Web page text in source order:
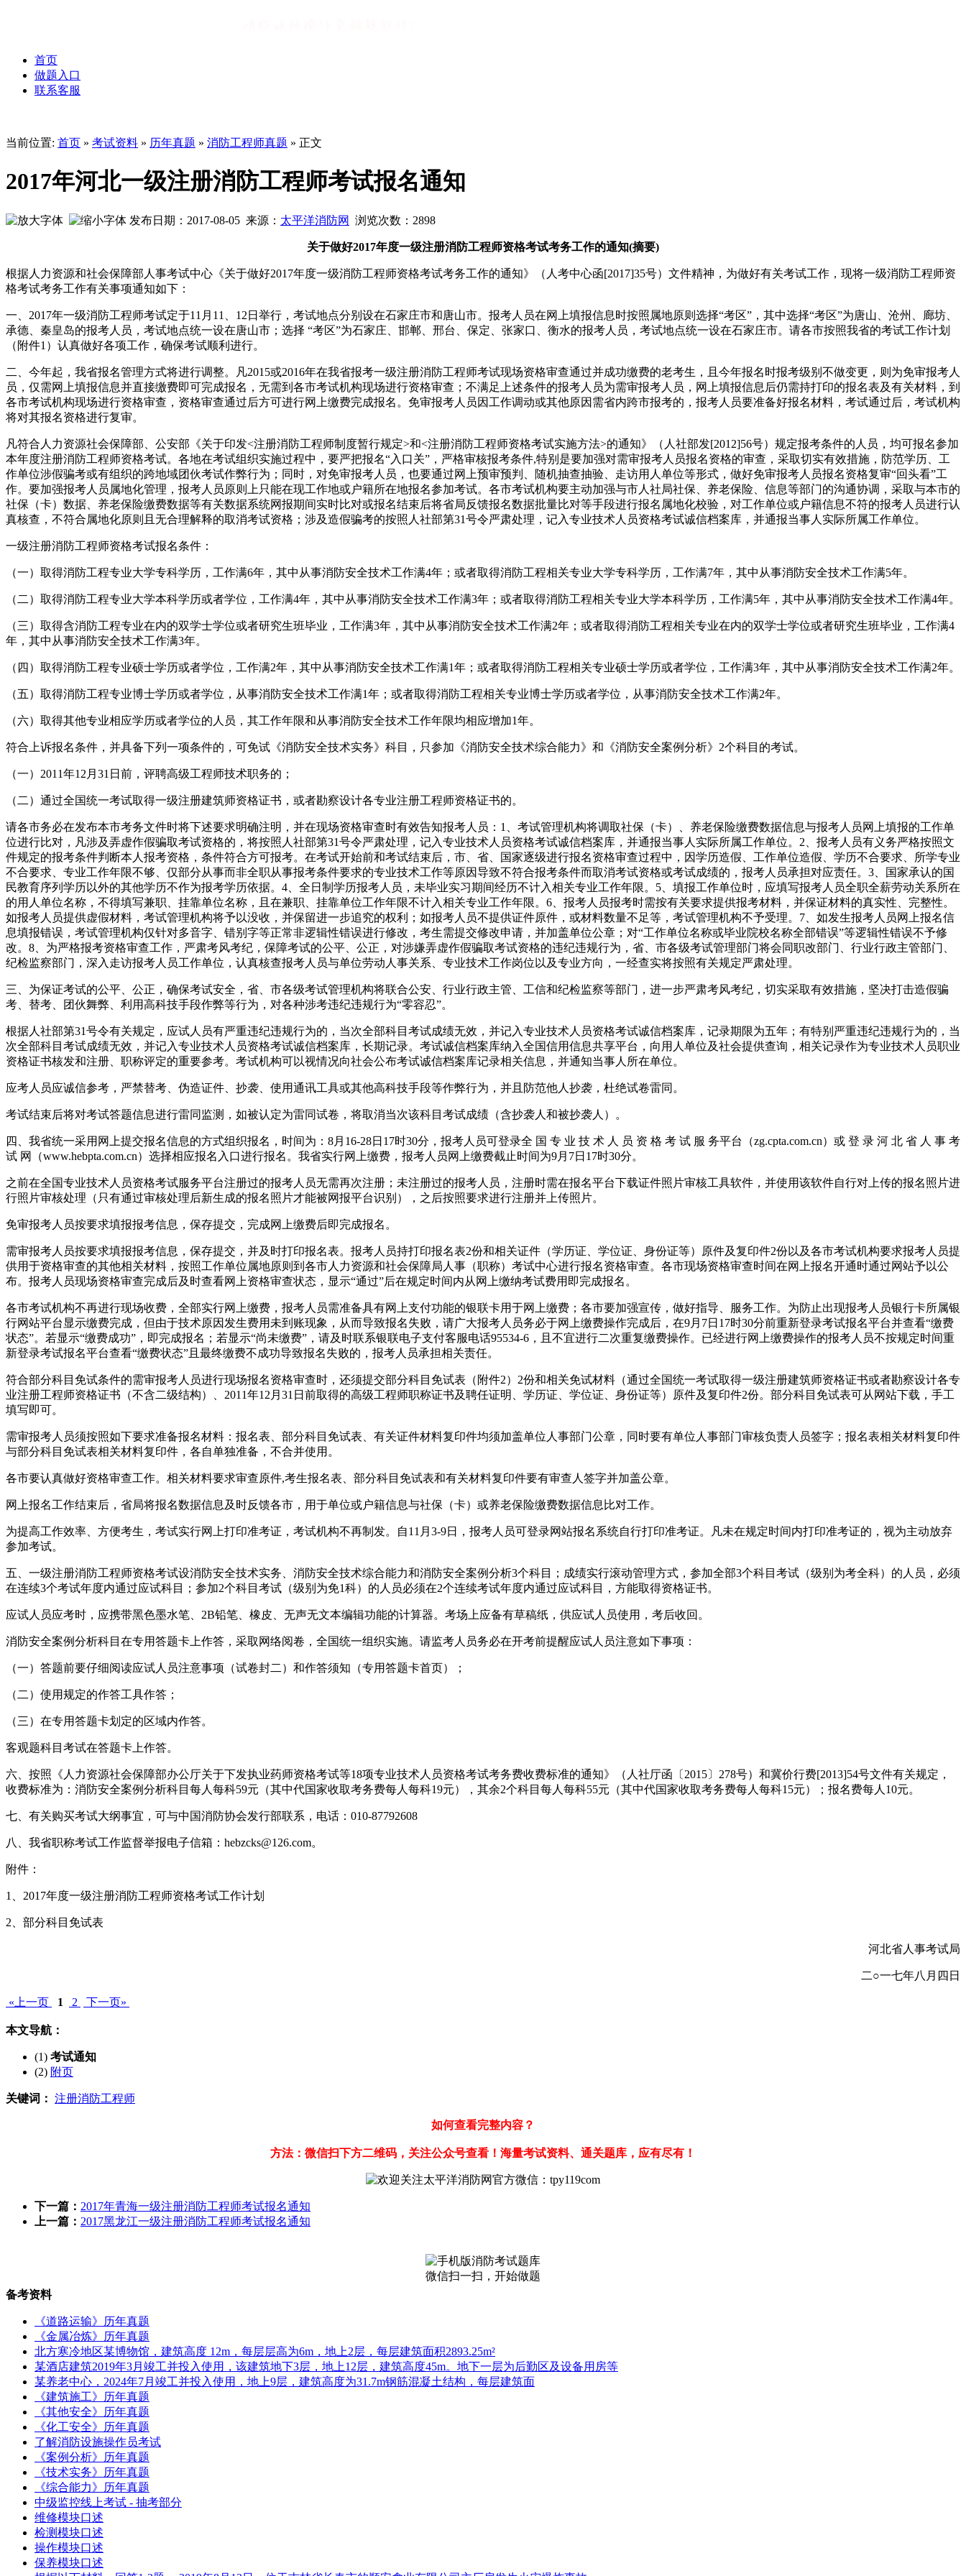
首页
做题入口
联系客服
当前位置: 首页 » 考试资料 » 历年真题 » 消防工程师真题 » 正文
2017年河北一级注册消防工程师考试报名通知
发布日期：2017-08-05 来源： 太平洋消防网 浏览次数： 2898
关于做好2017年度一级注册消防工程师资格考试考务工作的通知(摘要)
根据人力资源和社会保障部人事考试中心《关于做好2017年度一级消防工程师资格考试考务工作的通知》（人考中心函[2017]35号）文件精神，为做好有关考试工作，现将一级消防工程师资
格考试考务工作有关事项通知如下：
一、2017年一级消防工程师考试定于11月11、12日举行，考试地点分别设在石家庄市和唐山市。报考人员在网上填报信息时按照属地原则选择“考区”，其中选择“考区”为唐山、沧州、廊坊、
承德、秦皇岛的报考人员，考试地点统一设在唐山市；选择 “考区”为石家庄、邯郸、邢台、保定、张家口、衡水的报考人员，考试地点统一设在石家庄市。请各市按照我省的考试工作计划
（附件1）认真做好各项工作，确保考试顺利进行。
二、今年起，我省报名管理方式将进行调整。凡2015或2016年在我省报考一级注册消防工程师考试现场资格审查通过并成功缴费的老考生，且今年报名时报考级别不做变更，则为免审报考人
员，仅需网上填报信息并直接缴费即可完成报名，无需到各市考试机构现场进行资格审查；不满足上述条件的报考人员为需审报考人员，网上填报信息后仍需持打印的报名表及有关材料，到
各市考试机构现场进行资格审查，资格审查通过后方可进行网上缴费完成报名。免审报考人员因工作调动或其他原因需省内跨市报考的，报考人员要准备好报名材料，考试通过后，考试机构
将对其报名资格进行复审。
凡符合人力资源社会保障部、公安部《关于印发<注册消防工程师制度暂行规定>和<注册消防工程师资格考试实施方法>的通知》（人社部发[2012]56号）规定报考条件的人员，均可报名参加
本年度注册消防工程师资格考试。各地在考试组织实施过程中，要严把报名“入口关”，严格审核报考条件,特别是要加强对需审报考人员报名资格的审查，采取切实有效措施，防范学历、工
作单位涉假骗考或有组织的跨地域团伙考试作弊行为；同时，对免审报考人员，也要通过网上预审预判、随机抽查抽验、走访用人单位等形式，做好免审报考人员报名资格复审“回头看”工
作。要加强报考人员属地化管理，报考人员原则上只能在现工作地或户籍所在地报名参加考试。各市考试机构要主动加强与市人社局社保、养老保险、信息等部门的沟通协调，采取与本市的
社保（卡）数据、养老保险缴费数据等有关数据系统网报期间实时比对或报名结束后将省局反馈报名数据批量比对等手段进行报名属地化校验，对工作单位或户籍信息不符的报考人员进行认
真核查，不符合属地化原则且无合理解释的取消考试资格；涉及造假骗考的按照人社部第31号令严肃处理，记入专业技术人员资格考试诚信档案库，并通报当事人实际所属工作单位。
一级注册消防工程师资格考试报名条件：
（一）取得消防工程专业大学专科学历，工作满6年，其中从事消防安全技术工作满4年；或者取得消防工程相关专业大学专科学历，工作满7年，其中从事消防安全技术工作满5年。
（二）取得消防工程专业大学本科学历或者学位，工作满4年，其中从事消防安全技术工作满3年；或者取得消防工程相关专业大学本科学历，工作满5年，其中从事消防安全技术工作满4年。
（三）取得含消防工程专业在内的双学士学位或者研究生班毕业，工作满3年，其中从事消防安全技术工作满2年；或者取得消防工程相关专业在内的双学士学位或者研究生班毕业，工作满4
年，其中从事消防安全技术工作满3年。
（四）取得消防工程专业硕士学历或者学位，工作满2年，其中从事消防安全技术工作满1年；或者取得消防工程相关专业硕士学历或者学位，工作满3年，其中从事消防安全技术工作满2年。
（五）取得消防工程专业博士学历或者学位，从事消防安全技术工作满1年；或者取得消防工程相关专业博士学历或者学位，从事消防安全技术工作满2年。
（六）取得其他专业相应学历或者学位的人员，其工作年限和从事消防安全技术工作年限均相应增加1年。
符合上诉报名条件，并具备下列一项条件的，可免试《消防安全技术实务》科目，只参加《消防安全技术综合能力》和《消防安全案例分析》2个科目的考试。
（一）2011年12月31日前，评聘高级工程师技术职务的；
（二）通过全国统一考试取得一级注册建筑师资格证书，或者勘察设计各专业注册工程师资格证书的。
请各市务必在发布本市考务文件时将下述要求明确注明，并在现场资格审查时有效告知报考人员：1、考试管理机构将调取社保（卡）、养老保险缴费数据信息与报考人员网上填报的工作单
位进行比对，凡涉及弄虚作假骗取考试资格的，将按照人社部第31号令严肃处理，记入专业技术人员资格考试诚信档案库，并通报当事人实际所属工作单位。2、报考人员有义务严格按照文
件规定的报考条件判断本人报考资格，条件符合方可报考。在考试开始前和考试结束后，市、省、国家逐级进行报名资格审查过程中，因学历造假、工作单位造假、学历不合要求、所学专业
不合要求、专业工作年限不够、仅部分从事而非全职从事报考条件要求的专业技术工作等原因导致不符合报考条件而取消考试资格或考试成绩的，报考人员承担对应责任。3、国家承认的国
民教育序列学历以外的其他学历不作为报考学历依据。4、全日制学历报考人员，未毕业实习期间经历不计入相关专业工作年限。5、填报工作单位时，应填写报考人员全职全薪劳动关系所在
的用人单位名称，不得填写兼职、挂靠单位名称，且在兼职、挂靠单位工作年限不计入相关专业工作年限。6、报考人员报考时需按有关要求提供报考材料，并保证材料的真实性、完整性。
如报考人员提供虚假材料，考试管理机构将予以没收，并保留进一步追究的权利；如报考人员不提供证件原件，或材料数量不足等，考试管理机构不予受理。7、如发生报考人员网上报名信
息填报错误，考试管理机构仅针对多音字、错别字等正常非逻辑性错误进行修改，考生需提交修改申请，并加盖单位公章；对“工作单位名称或毕业院校名称全部错误”等逻辑性错误不予修
改。8、为严格报考资格审查工作，严肃考风考纪，保障考试的公平、公正，对涉嫌弄虚作假骗取考试资格的违纪违规行为，省、市各级考试管理部门将会同职改部门、行业行政主管部门、
纪检监察部门，深入走访报考人员工作单位，认真核查报考人员与单位劳动人事关系、专业技术工作岗位以及专业方向，一经查实将按照有关规定严肃处理。
三、为保证考试的公平、公正，确保考试安全，省、市各级考试管理机构将联合公安、行业行政主管、工信和纪检监察等部门，进一步严肃考风考纪，切实采取有效措施，坚决打击造假骗
考、替考、团伙舞弊、利用高科技手段作弊等行为，对各种涉考违纪违规行为“零容忍”。
根据人社部第31号令有关规定，应试人员有严重违纪违规行为的，当次全部科目考试成绩无效，并记入专业技术人员资格考试诚信档案库，记录期限为五年；有特别严重违纪违规行为的，当
次全部科目考试成绩无效，并记入专业技术人员资格考试诚信档案库，长期记录。考试诚信档案库纳入全国信用信息共享平台，向用人单位及社会提供查询，相关记录作为专业技术人员职业
资格证书核发和注册、职称评定的重要参考。考试机构可以视情况向社会公布考试诚信档案库记录相关信息，并通知当事人所在单位。
应考人员应诚信参考，严禁替考、伪造证件、抄袭、使用通讯工具或其他高科技手段等作弊行为，并且防范他人抄袭，杜绝试卷雷同。
考试结束后将对考试答题信息进行雷同监测，如被认定为雷同试卷，将取消当次该科目考试成绩（含抄袭人和被抄袭人）。
四、我省统一采用网上提交报名信息的方式组织报名，时间为：8月16-28日17时30分，报考人员可登录全 国 专 业 技 术 人 员 资 格 考 试 服 务平台（zg.cpta.com.cn）或 登 录 河 北 省 人 事 考
试 网（www.hebpta.com.cn）选择相应报名入口进行报名。我省实行网上缴费，报考人员网上缴费截止时间为9月7日17时30分。
之前在全国专业技术人员资格考试服务平台注册过的报考人员无需再次注册；未注册过的报考人员，注册时需在报名平台下载证件照片审核工具软件，并使用该软件自行对上传的报名照片进
行照片审核处理（只有通过审核处理后新生成的报名照片才能被网报平台识别），之后按照要求进行注册并上传照片。
免审报考人员按要求填报报考信息，保存提交，完成网上缴费后即完成报名。
需审报考人员按要求填报报考信息，保存提交，并及时打印报名表。报考人员持打印报名表2份和相关证件（学历证、学位证、身份证等）原件及复印件2份以及各市考试机构要求报考人员提
供用于资格审查的其他相关材料，按照工作单位属地原则到各市人力资源和社会保障局人事（职称）考试中心进行报名资格审查。各市现场资格审查时间在网上报名开通时通过网站予以公
布。报考人员现场资格审查完成后及时查看网上资格审查状态，显示“通过”后在规定时间内从网上缴纳考试费用即完成报名。
各市考试机构不再进行现场收费，全部实行网上缴费，报考人员需准备具有网上支付功能的银联卡用于网上缴费；各市要加强宣传，做好指导、服务工作。为防止出现报考人员银行卡所属银
行网站平台显示缴费完成，但由于技术原因发生费用未到账现象，从而导致报名失败，请广大报考人员务必于网上缴费操作完成后，在9月7日17时30分前重新登录考试报名平台并查看“缴费
状态”。若显示“缴费成功”，即完成报名；若显示“尚未缴费”，请及时联系银联电子支付客服电话95534-6，且不宜进行二次重复缴费操作。已经进行网上缴费操作的报考人员不按规定时间重
新登录考试报名平台查看“缴费状态”且最终缴费不成功导致报名失败的，报考人员承担相关责任。
符合部分科目免试条件的需审报考人员进行现场报名资格审查时，还须提交部分科目免试表（附件2）2份和相关免试材料（通过全国统一考试取得一级注册建筑师资格证书或者勘察设计各专
业注册工程师资格证书（不含二级结构）、2011年12月31日前取得的高级工程师职称证书及聘任证明、学历证、学位证、身份证等）原件及复印件2份。部分科目免试表可从网站下载，手工
填写即可。
需审报考人员须按照如下要求准备报名材料：报名表、部分科目免试表、有关证件材料复印件均须加盖单位人事部门公章，同时要有单位人事部门审核负责人员签字；报名表相关材料复印件
与部分科目免试表相关材料复印件，各自单独准备，不合并使用。
各市要认真做好资格审查工作。相关材料要求审查原件,考生报名表、部分科目免试表和有关材料复印件要有审查人签字并加盖公章。
网上报名工作结束后，省局将报名数据信息及时反馈各市，用于单位或户籍信息与社保（卡）或养老保险缴费数据信息比对工作。
为提高工作效率、方便考生，考试实行网上打印准考证，考试机构不再制发。自11月3-9日，报考人员可登录网站报名系统自行打印准考证。凡未在规定时间内打印准考证的，视为主动放弃
参加考试。
五、一级注册消防工程师资格考试设消防安全技术实务、消防安全技术综合能力和消防安全案例分析3个科目；成绩实行滚动管理方式，参加全部3个科目考试（级别为考全科）的人员，必须
在连续3个考试年度内通过应试科目；参加2个科目考试（级别为免1科）的人员必须在2个连续考试年度内通过应试科目，方能取得资格证书。
应试人员应考时，应携带黑色墨水笔、2B铅笔、橡皮、无声无文本编辑功能的计算器。考场上应备有草稿纸，供应试人员使用，考后收回。
消防安全案例分析科目在专用答题卡上作答，采取网络阅卷，全国统一组织实施。请监考人员务必在开考前提醒应试人员注意如下事项：
（一）答题前要仔细阅读应试人员注意事项（试卷封二）和作答须知（专用答题卡首页）；
（二）使用规定的作答工具作答；
（三）在专用答题卡划定的区域内作答。
客观题科目考试在答题卡上作答。
六、按照《人力资源社会保障部办公厅关于下发执业药师资格考试等18项专业技术人员资格考试考务费收费标准的通知》（人社厅函〔2015〕278号）和冀价行费[2013]54号文件有关规定，
收费标准为：消防安全案例分析科目每人每科59元（其中代国家收取考务费每人每科19元），其余2个科目每人每科55元（其中代国家收取考务费每人每科15元）；报名费每人10元。
七、有关购买考试大纲事宜，可与中国消防协会发行部联系，电话：010-87792608
八、我省职称考试工作监督举报电子信箱：hebzcks@126.com。
附件：
1、2017年度一级注册消防工程师资格考试工作计划
2、部分科目免试表
河北省人事考试局
二○一七年八月四日
«上一页 1 2 下一页»
本文导航：
(1) 考试通知
(2) 附页
关键词： 注册消防工程师
如何查看完整内容？
方法：微信扫下方二维码，关注公众号查看！海量考试资料、通关题库，应有尽有！
下一篇： 2017年青海一级注册消防工程师考试报名通知
上一篇： 2017黑龙江一级注册消防工程师考试报名通知
微信扫一扫，开始做题
备考资料
《道路运输》历年真题
《金属冶炼》历年真题
北方寒冷地区某博物馆，建筑高度 12m，每层层高为6m，地上2层，每层建筑面积2893.25m²
某酒店建筑2019年3月竣工并投入使用，该建筑地下3层，地上12层，建筑高度45m。地下一层为后勤区及设备用房等
某养老中心，2024年7月竣工并投入使用，地上9层，建筑高度为31.7m钢筋混凝土结构，每层建筑面
《建筑施工》历年真题
《其他安全》历年真题
《化工安全》历年真题
了解消防设施操作员考试
《案例分析》历年真题
《技术实务》历年真题
《综合能力》历年真题
中级监控线上考试 - 抽考部分
维修模块口述
检测模块口述
操作模块口述
保养模块口述